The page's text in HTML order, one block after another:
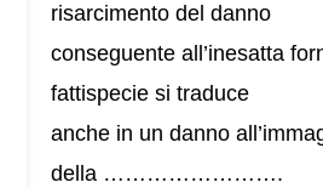
risarcimento del danno
conseguente all’inesatta
fattispecie si traduce
anche in un danno
della …………………….